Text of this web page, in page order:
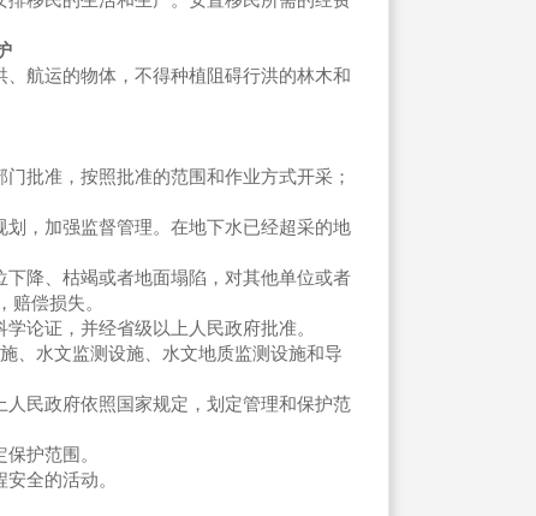
航运的物体，不得种植阻碍行洪的林木和
批准，按照批准的范围和作业方式开采；
，加强监督管理。在地下水已经超采的地
降、枯竭或者地面塌陷，对其他单位或者
赔偿损失。
论证，并经省级以上人民政府批准。
、水文监测设施、水文地质监测设施和导
民政府依照国家规定，划定管理和保护范
护范围。
全的活动。